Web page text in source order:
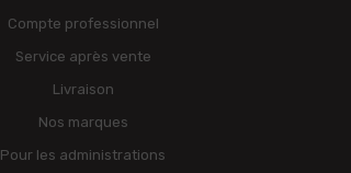
Compte professionnel
Service après vente
Livraison
Nos marques
Pour les administrations